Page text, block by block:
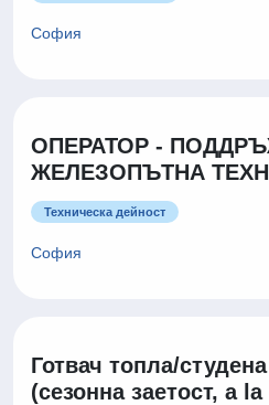
София
ОПЕРАТОР -
ЖЕЛЕЗОПЪТНА
Техническа дейност
София
Готвач топла/
(сезонна заетост, a